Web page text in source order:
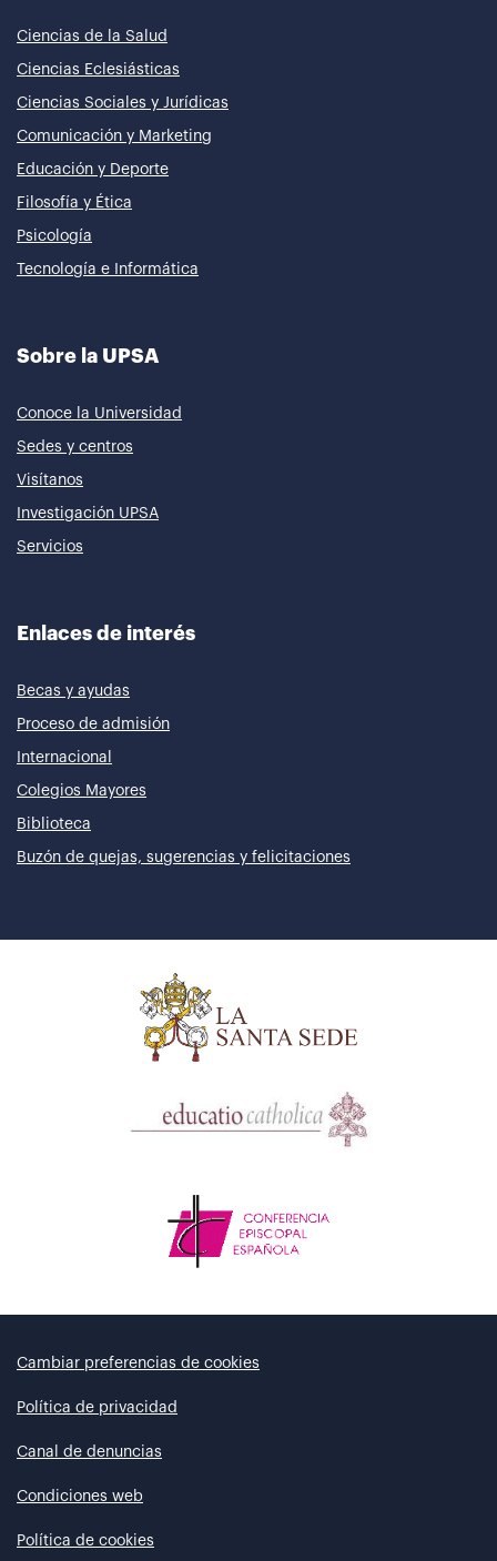
Ciencias de la Salud
Ciencias Eclesiásticas
Ciencias Sociales y Jurídicas
Comunicación y Marketing
Educación y Deporte
Filosofía y Ética
Psicología
Tecnología e Informática
Sobre la UPSA
Conoce la Universidad
Sedes y centros
Visítanos
Investigación UPSA
Servicios
Enlaces de interés
Becas y ayudas
Proceso de admisión
Internacional
Colegios Mayores
Biblioteca
Buzón de quejas, sugerencias y felicitaciones
Cambiar preferencias de cookies
Política de privacidad
Canal de denuncias
Condiciones web
Política de cookies